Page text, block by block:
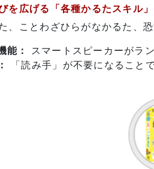
を広げる「各種かるたスキル」
、ことわざひらがなかるた、
能： スマートスピーカーがラ
「読み手」が不要になること